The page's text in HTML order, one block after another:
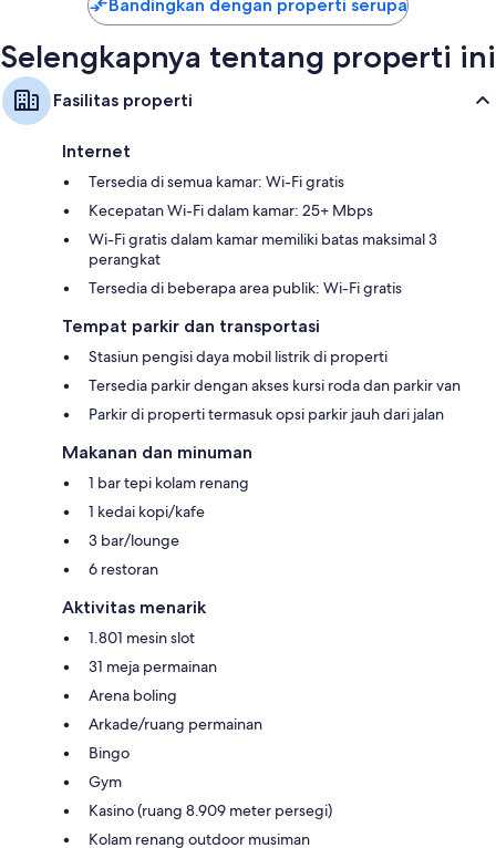
Bandingkan dengan properti serupa
Selengkapnya tentang properti ini
Fasilitas properti
Internet
Tersedia di semua kamar: Wi-Fi gratis
Kecepatan Wi-Fi dalam kamar: 25+ Mbps
Wi-Fi gratis dalam kamar memiliki batas maksimal 3
perangkat
Tersedia di beberapa area publik: Wi-Fi gratis
Tempat parkir dan transportasi
Stasiun pengisi daya mobil listrik di properti
Tersedia parkir dengan akses kursi roda dan parkir van
Parkir di properti termasuk opsi parkir jauh dari jalan
Makanan dan minuman
1 bar tepi kolam renang
1 kedai kopi/kafe
3 bar/lounge
6 restoran
Aktivitas menarik
1.801 mesin slot
31 meja permainan
Arena boling
Arkade/ruang permainan
Bingo
Gym
Kasino (ruang 8.909 meter persegi)
Kolam renang outdoor musiman